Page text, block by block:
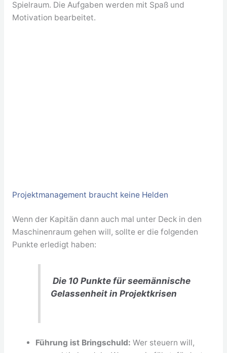
Spielraum. Die Aufgaben werden mit Spaß und
Motivation bearbeitet.
Projektmanagement braucht keine Helden
Wenn der Kapitän dann auch mal unter Deck in den
Maschinenraum gehen will, sollte er die folgenden
Punkte erledigt haben:
Die 10 Punkte für seemännische
Gelassenheit in Projektkrisen
Führung ist Bringschuld:Wer steuern will,